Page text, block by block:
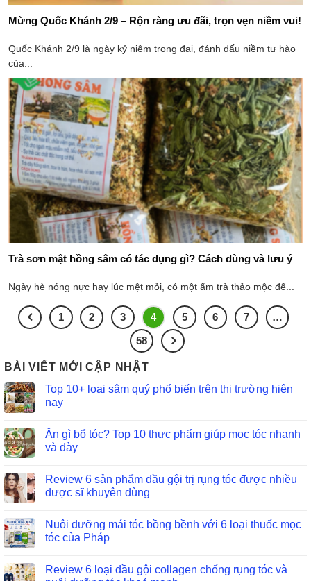
Mừng Quốc Khánh 2/9 – Rộn ràng ưu đãi, trọn vẹn niềm vui!
Quốc Khánh 2/9 là ngày kỷ niệm trọng đại, đánh dấu niềm tự hào
của...
Trà sơn mật hồng sâm có tác dụng gì? Cách dùng và lưu ý
Ngày hè nóng nực hay lúc mệt mỏi, có một ấm trà thảo mộc để...
1 2 3 4 5 6 7
…
58
BÀI VIẾT MỚI CẬP NHẬT
Top 10+ loại sâm quý phổ biến trên thị trường hiện
nay
Ăn gì bổ tóc? Top 10 thực phẩm giúp mọc tóc nhanh
và dày
Review 6 sản phẩm dầu gội trị rụng tóc được nhiều
dược sĩ khuyên dùng
Nuôi dưỡng mái tóc bồng bềnh với 6 loại thuốc mọc
tóc của Pháp
Review 6 loại dầu gội collagen chống rụng tóc và